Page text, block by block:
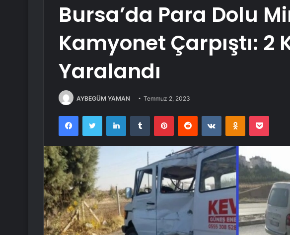
Bursa’da Para Dolu
Kamyonet Çarpıştı: 2
Yaralandı
AYBEGÜM YAMAN Temmuz 2, 2023
FacebookTwitter LinkedInTumblr PinterestReddit VKontakteOdnoklassniki
Pocket